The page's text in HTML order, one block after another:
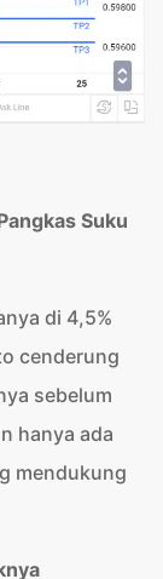
Suku
di 4,5%
cenderung
sebelum
hanya ada
mendukung